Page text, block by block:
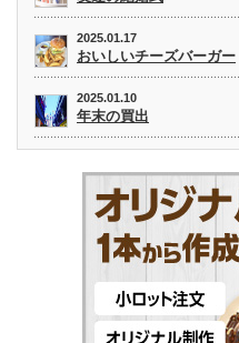
2025.01.17
おいしいチーズバーガー
2025.01.10
年末の買出